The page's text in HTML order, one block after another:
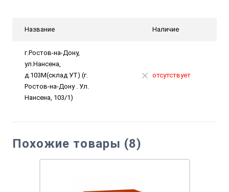
Название Наличие
г.Ростов-на-Дону,
ул.Нансена,
д.103М(склад УТ) (г.
Ростов-на-Дону . Ул.
Нансена, 103/1)
отсутствует
Похожие товары (8)